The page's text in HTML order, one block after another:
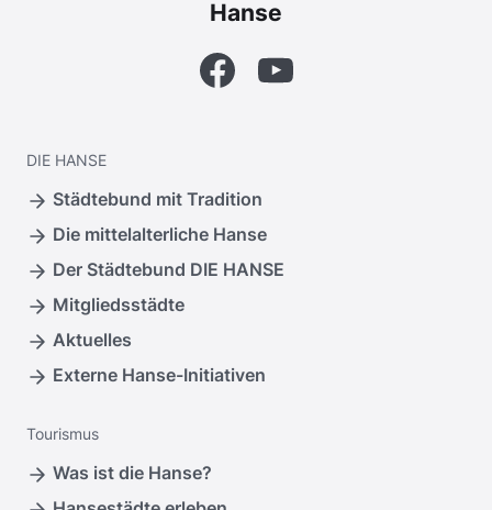
Hanse
FacebookYouTube
DIE HANSE
Städtebund mit Tradition
Die mittelalterliche Hanse
Der Städtebund DIE HANSE
Mitgliedsstädte
Aktuelles
Externe Hanse-Initiativen
Tourismus
Was ist die Hanse?